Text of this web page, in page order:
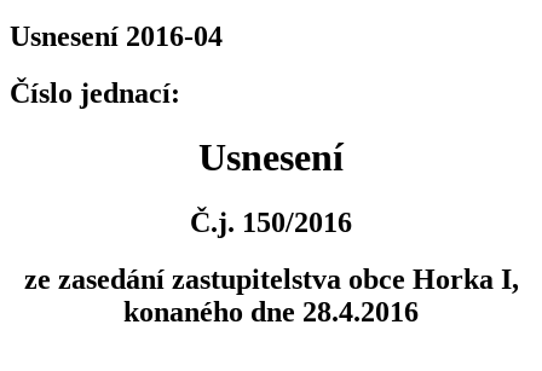
Usnesení 2016-04
Číslo jednací:
Usnesení
Č.j. 150/2016
ze zasedání zastupitelstva obce Horka I,
konaného dne 28.4.2016